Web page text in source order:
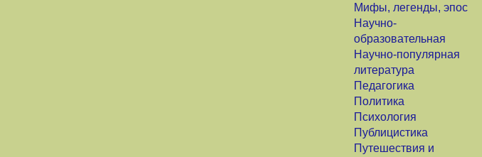
Мифы, легенды, эпос
Научно-
образовательная
Научно-популярная
литература
Педагогика
Политика
Психология
Публицистика
Путешествия и